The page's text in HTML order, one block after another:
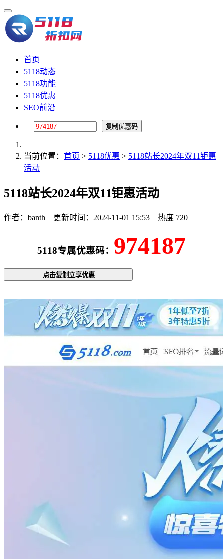
首页
5118动态
5118功能
5118优惠
SEO前沿
当前位置： 首页 > 5118优惠 > 5118站长2024年双11钜惠
活动
5118站长2024年双11钜惠活动
作者：banth 更新时间：2024-11-01 15:53 热度 720
5118专属优惠码： 974187
点击复制立享优惠